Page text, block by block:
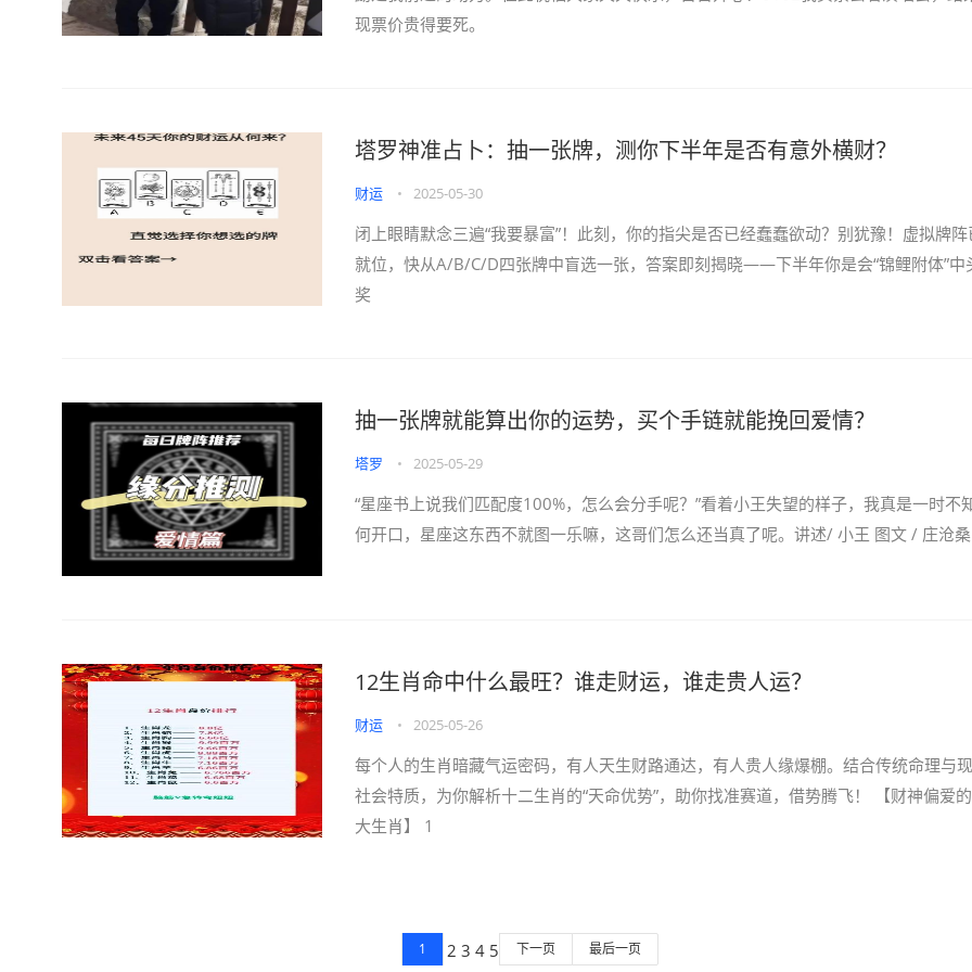
现票价贵得要死。
塔罗神准占卜：抽一张牌，测你下半年是否有意外横财？
财运 • 2025-05-30
闭上眼睛默念三遍“我要暴富”！此刻，你的指尖是否已经蠢蠢欲动？别犹豫！虚拟牌阵
就位，快从A/B/C/D四张牌中盲选一张，答案即刻揭晓——下半年你是会“锦鲤附体”中
奖
抽一张牌就能算出你的运势，买个手链就能挽回爱情？
塔罗 • 2025-05-29
“星座书上说我们匹配度100%，怎么会分手呢？”看着小王失望的样子，我真是一时不
何开口，星座这东西不就图一乐嘛，这哥们怎么还当真了呢。讲述/ 小王 图文 / 庄沧
12生肖命中什么最旺？谁走财运，谁走贵人运？
财运 • 2025-05-26
每个人的生肖暗藏气运密码，有人天生财路通达，有人贵人缘爆棚。结合传统命理与
社会特质，为你解析十二生肖的“天命优势”，助你找准赛道，借势腾飞！ 【财神偏爱
大生肖】 1
1 2 3 4 5 下一页 最后一页